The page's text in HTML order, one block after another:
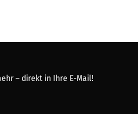
– direkt in Ihre E-Mail!